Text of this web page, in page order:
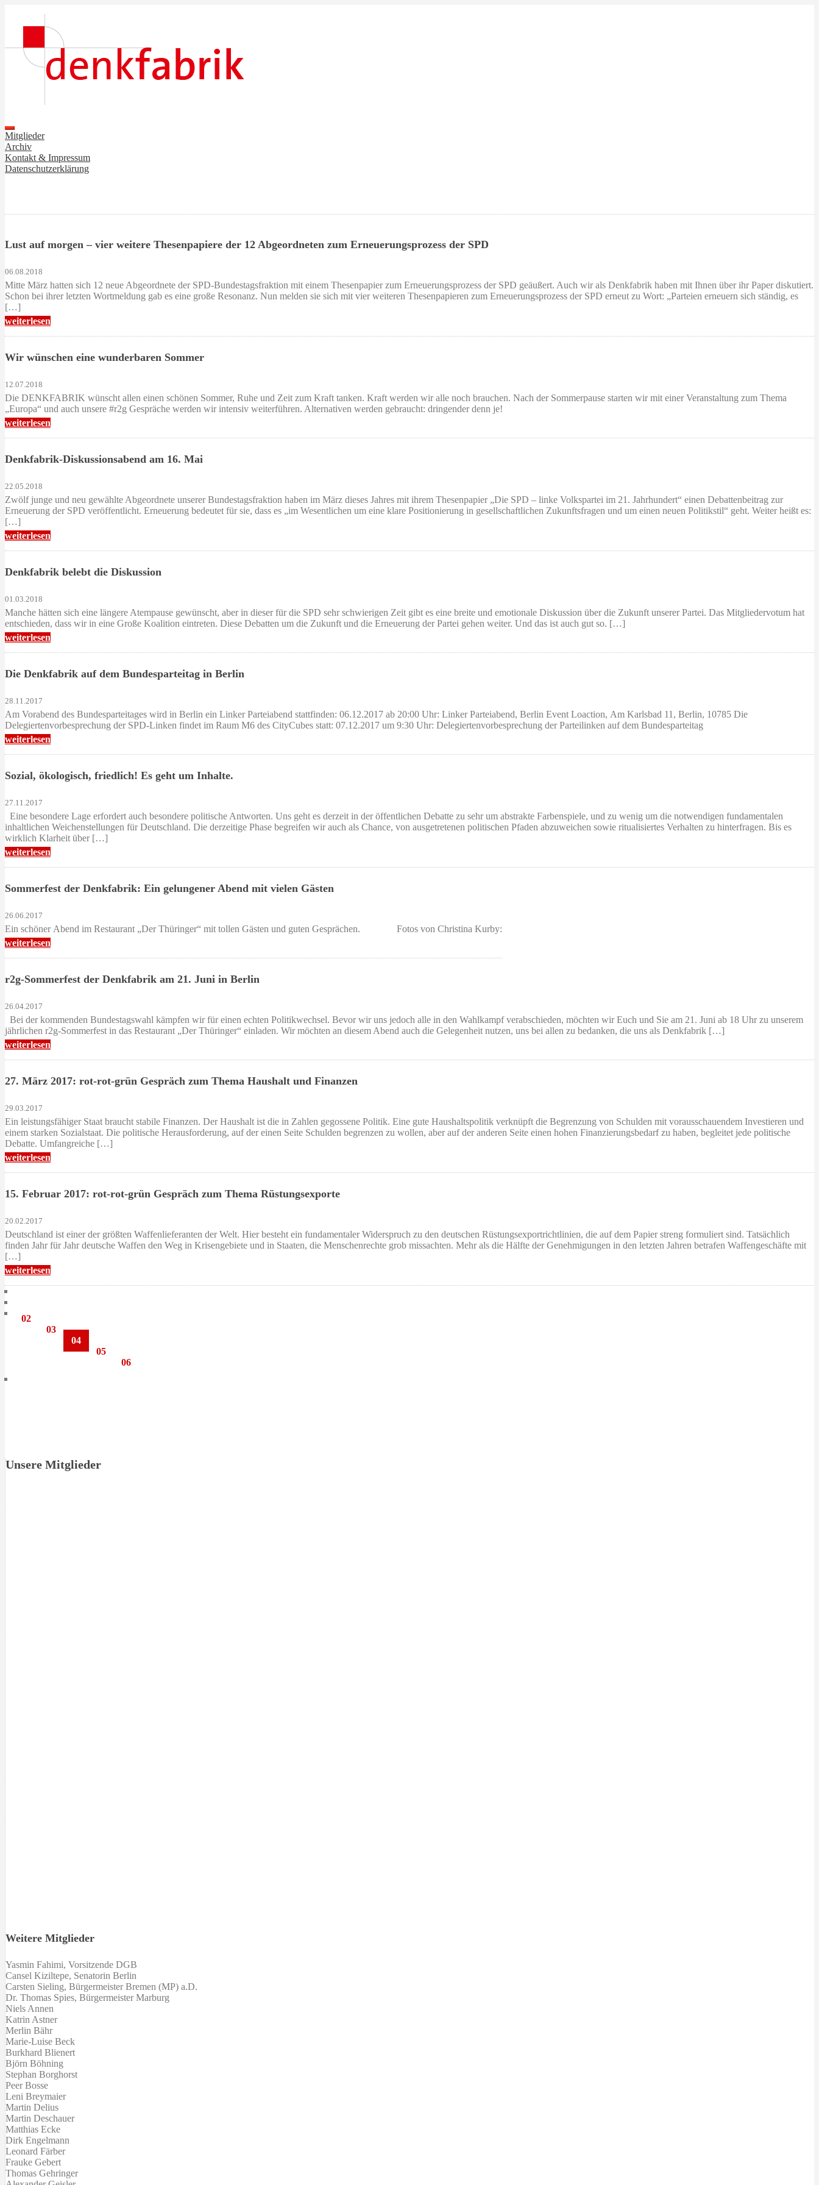
Mitglieder
Archiv
Kontakt & Impressum
Datenschutzerklärung
Lust auf morgen – vier weitere Thesenpapiere der 12 Abgeordneten zum Erneuerungsprozess der SPD
06.08.2018
Mitte März hatten sich 12 neue Abgeordnete der SPD-Bundestagsfraktion mit einem Thesenpapier zum Erneuerungsprozess der SPD geäußert. Auch wir als Denkfabrik haben mit Ihnen über ihr Paper diskutiert.
Schon bei ihrer letzten Wortmeldung gab es eine große Resonanz. Nun melden sie sich mit vier weiteren Thesenpapieren zum Erneuerungsprozess der SPD erneut zu Wort: „Parteien erneuern sich ständig, es
[…]
weiterlesen
Wir wünschen eine wunderbaren Sommer
12.07.2018
Die DENKFABRIK wünscht allen einen schönen Sommer, Ruhe und Zeit zum Kraft tanken. Kraft werden wir alle noch brauchen. Nach der Sommerpause starten wir mit einer Veranstaltung zum Thema
„Europa“ und auch unsere #r2g Gespräche werden wir intensiv weiterführen. Alternativen werden gebraucht: dringender denn je!
weiterlesen
Denkfabrik-Diskussionsabend am 16. Mai
22.05.2018
Zwölf junge und neu gewählte Abgeordnete unserer Bundestagsfraktion haben im März dieses Jahres mit ihrem Thesenpapier „Die SPD – linke Volkspartei im 21. Jahrhundert“ einen Debattenbeitrag zur
Erneuerung der SPD veröffentlicht. Erneuerung bedeutet für sie, dass es „im Wesentlichen um eine klare Positionierung in gesellschaftlichen Zukunftsfragen und um einen neuen Politikstil“ geht. Weiter heißt es:
[…]
weiterlesen
Denkfabrik belebt die Diskussion
01.03.2018
Manche hätten sich eine längere Atempause gewünscht, aber in dieser für die SPD sehr schwierigen Zeit gibt es eine breite und emotionale Diskussion über die Zukunft unserer Partei. Das Mitgliedervotum hat
entschieden, dass wir in eine Große Koalition eintreten. Diese Debatten um die Zukunft und die Erneuerung der Partei gehen weiter. Und das ist auch gut so. […]
weiterlesen
Die Denkfabrik auf dem Bundesparteitag in Berlin
28.11.2017
Am Vorabend des Bundesparteitages wird in Berlin ein Linker Parteiabend stattfinden: 06.12.2017 ab 20:00 Uhr: Linker Parteiabend, Berlin Event Loaction, Am Karlsbad 11, Berlin, 10785 Die
Delegiertenvorbesprechung der SPD-Linken findet im Raum M6 des CityCubes statt: 07.12.2017 um 9:30 Uhr: Delegiertenvorbesprechung der Parteilinken auf dem Bundesparteitag
weiterlesen
Sozial, ökologisch, friedlich! Es geht um Inhalte.
27.11.2017
Eine besondere Lage erfordert auch besondere politische Antworten. Uns geht es derzeit in der öffentlichen Debatte zu sehr um abstrakte Farbenspiele, und zu wenig um die notwendigen fundamentalen
inhaltlichen Weichenstellungen für Deutschland. Die derzeitige Phase begreifen wir auch als Chance, von ausgetretenen politischen Pfaden abzuweichen sowie ritualisiertes Verhalten zu hinterfragen. Bis es
wirklich Klarheit über […]
weiterlesen
Sommerfest der Denkfabrik: Ein gelungener Abend mit vielen Gästen
26.06.2017
Ein schöner Abend im Restaurant „Der Thüringer“ mit tollen Gästen und guten Gesprächen. Fotos von Christina Kurby:
weiterlesen
r2g-Sommerfest der Denkfabrik am 21. Juni in Berlin
26.04.2017
Bei der kommenden Bundestagswahl kämpfen wir für einen echten Politikwechsel. Bevor wir uns jedoch alle in den Wahlkampf verabschieden, möchten wir Euch und Sie am 21. Juni ab 18 Uhr zu unserem
jährlichen r2g-Sommerfest in das Restaurant „Der Thüringer“ einladen. Wir möchten an diesem Abend auch die Gelegenheit nutzen, uns bei allen zu bedanken, die uns als Denkfabrik […]
weiterlesen
27. März 2017: rot-rot-grün Gespräch zum Thema Haushalt und Finanzen
29.03.2017
Ein leistungsfähiger Staat braucht stabile Finanzen. Der Haushalt ist die in Zahlen gegossene Politik. Eine gute Haushaltspolitik verknüpft die Begrenzung von Schulden mit vorausschauendem Investieren und
einem starken Sozialstaat. Die politische Herausforderung, auf der einen Seite Schulden begrenzen zu wollen, aber auf der anderen Seite einen hohen Finanzierungsbedarf zu haben, begleitet jede politische
Debatte. Umfangreiche […]
weiterlesen
15. Februar 2017: rot-rot-grün Gespräch zum Thema Rüstungsexporte
20.02.2017
Deutschland ist einer der größten Waffenlieferanten der Welt. Hier besteht ein fundamentaler Widerspruch zu den deutschen Rüstungsexportrichtlinien, die auf dem Papier streng formuliert sind. Tatsächlich
finden Jahr für Jahr deutsche Waffen den Weg in Krisengebiete und in Staaten, die Menschenrechte grob missachten. Mehr als die Hälfte der Genehmigungen in den letzten Jahren betrafen Waffengeschäfte mit
[…]
weiterlesen
02
03
04
05
06
Unsere Mitglieder
Weitere Mitglieder
Yasmin Fahimi, Vorsitzende DGB
Cansel Kiziltepe, Senatorin Berlin
Carsten Sieling, Bürgermeister Bremen (MP) a.D.
Dr. Thomas Spies, Bürgermeister Marburg
Niels Annen
Katrin Astner
Merlin Bähr
Marie-Luise Beck
Burkhard Blienert
Björn Böhning
Stephan Borghorst
Peer Bosse
Leni Breymaier
Martin Delius
Martin Deschauer
Matthias Ecke
Dirk Engelmann
Leonard Färber
Frauke Gebert
Thomas Gehringer